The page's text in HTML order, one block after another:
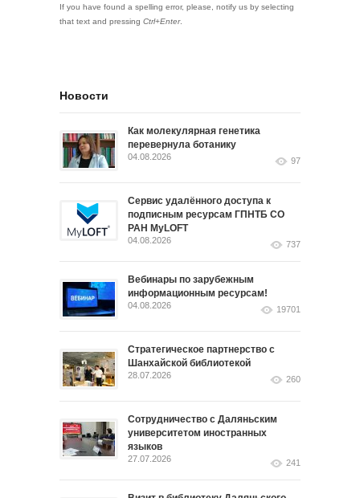
If you have found a spelling error, please, notify us by selecting
that text and pressing Ctrl+Enter.
Новости
Как молекулярная генетика
перевернула ботанику
04.08.2026 97
Сервис удалённого доступа к
подписным ресурсам ГПНТБ СО
РАН MyLOFT
04.08.2026 737
Вебинары по зарубежным
информационным ресурсам!
04.08.2026 19701
Стратегическое партнерство с
Шанхайской библиотекой
28.07.2026 260
Сотрудничество с Даляньским
университетом иностранных
языков
27.07.2026 241